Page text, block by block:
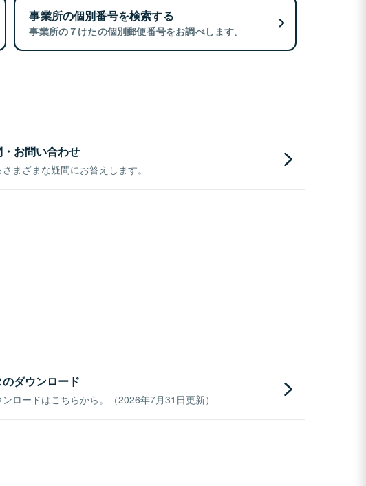
事業所の個別番号を検索する
事業所の７けたの個別郵便番号をお調べします。
お問い合わせ
まざまな疑問にお答えします。
ダウンロード
ロードはこちらから。（2026年7月31日更新）